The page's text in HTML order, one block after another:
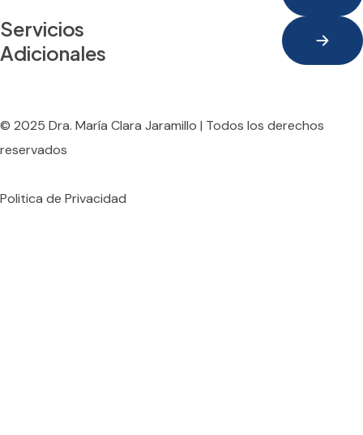
Servicios
Adicionales
© 2025 Dra. María Clara Jaramillo | Todos los derechos
reservados
Politica de Privacidad